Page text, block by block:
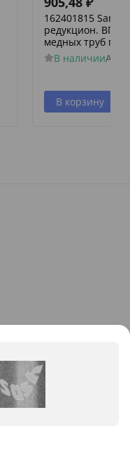
162401815
редукцион. ВПр-
медных труб
В наличии
В корзину